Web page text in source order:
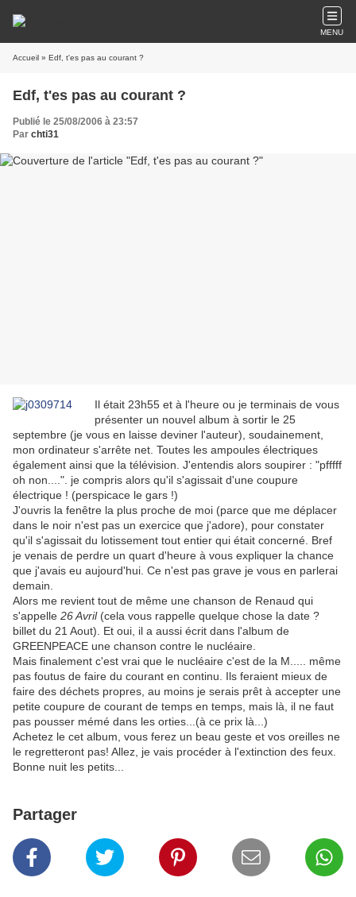
MENU
Accueil » Edf, t'es pas au courant ?
Edf, t'es pas au courant ?
Publié le 25/08/2006 à 23:57
Par chti31
Il était 23h55 et à l'heure ou je terminais de vous
présenter un nouvel album à sortir le 25
septembre (je vous en laisse deviner l'auteur), soudainement,
mon ordinateur s'arrête net. Toutes les ampoules électriques
également ainsi que la télévision. J'entendis alors soupirer : "pfffff
oh non....". je compris alors qu'il s'agissait d'une coupure
électrique ! (perspicace le gars !)
J'ouvris la fenêtre la plus proche de moi (parce que me déplacer
dans le noir n'est pas un exercice que j'adore), pour constater
qu'il s'agissait du lotissement tout entier qui était concerné. Bref
je venais de perdre un quart d'heure à vous expliquer la chance
que j'avais eu aujourd'hui. Ce n'est pas grave je vous en parlerai
demain.
Alors me revient tout de même une chanson de Renaud qui
s'appelle 26 Avril(cela vous rappelle quelque chose la date ?
billet du 21 Aout). Et oui, il a aussi écrit dans l'album de
GREENPEACE une chanson contre le nucléaire.
Mais finalement c'est vrai que le nucléaire c'est de la M..... même
pas foutus de faire du courant en continu. Ils feraient mieux de
faire des déchets propres, au moins je serais prêt à accepter une
petite coupure de courant de temps en temps, mais là, il ne faut
pas pousser mémé dans les orties...(à ce prix là...)
Achetez le cet album, vous ferez un beau geste et vos oreilles ne
le regretteront pas! Allez, je vais procéder à l'extinction des feux.
Bonne nuit les petits...
Partager